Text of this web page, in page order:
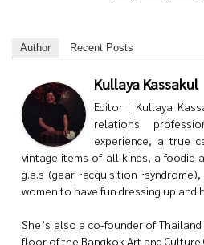
Author Recent Posts
Kullaya Kassakul
Editor | Kullaya
relations
experience, a true
vintage items of all kinds, a foodie
g.a.s (gear ⋅acquisition
women to have fun dressing up and
She’s also a co-founder of
floor of the Bangkok Art and Culture